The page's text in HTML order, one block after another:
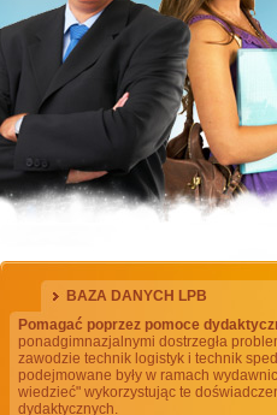
BAZA DANYCH LPB
Pomagać poprzez pomoce
ponadgimnazjalnymi dostrzegła
zawodzie technik logistyk i technik
podejmowane były w ramach
wiedzieć" wykorzystując te
dydaktycznych.